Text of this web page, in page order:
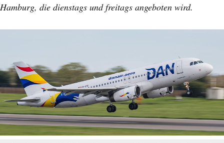
Hamburg, die dienstags und freitags angeboten wird.